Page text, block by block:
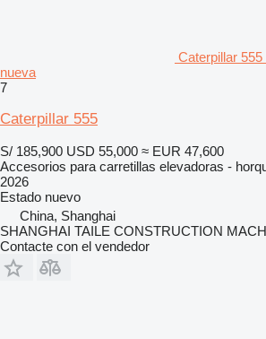
Caterpillar
nueva
7
Caterpillar 555
S/ 185,900 USD 55,000 ≈ EUR 47,600
Accesorios para carretillas elevadoras -
2026
Estado nuevo
China, Shanghai
SHANGHAI TAILE CONSTRUCTION
Contacte con el vendedor